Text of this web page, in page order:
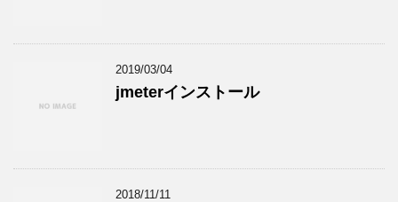
2019/03/04
jmeterインストール
2018/11/11